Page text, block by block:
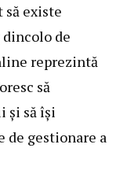
existe
de
reprezintă
să
și să își
de gestionare a